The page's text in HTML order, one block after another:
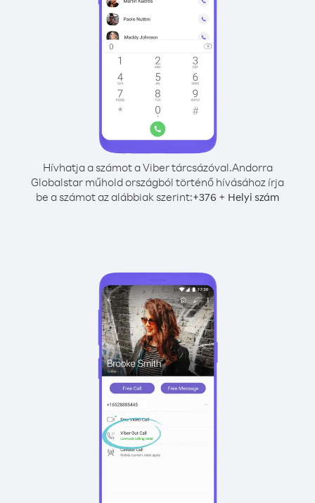
Hívhatja a számot a Viber tárcsázóval.Andorra
Globalstar műhold országból történő hívásához írja
be a számot az alábbiak szerint:+376 + Helyi szám